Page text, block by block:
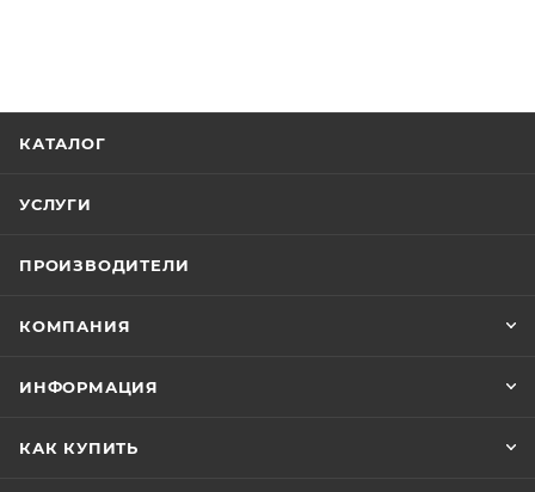
КАТАЛОГ
УСЛУГИ
ПРОИЗВОДИТЕЛИ
КОМПАНИЯ
ИНФОРМАЦИЯ
КАК КУПИТЬ